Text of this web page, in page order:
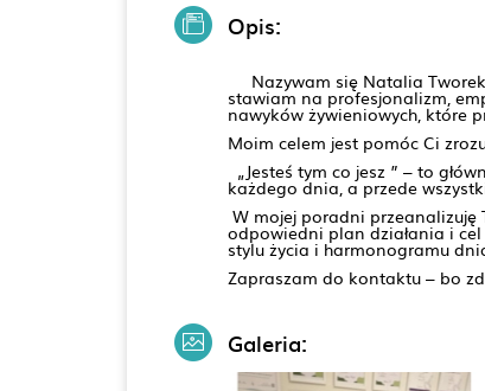
Opis:
Nazywam się Natalia Tworek
stawiam na profesjonalizm,
nawyków żywieniowych, które
Moim celem jest pomóc Ci
„Jesteś tym co jesz ” – to
każdego dnia, a przede
W mojej poradni przeanalizuję
odpowiedni plan działania i
stylu życia i harmonogramu
Zapraszam do kontaktu – bo
Galeria: